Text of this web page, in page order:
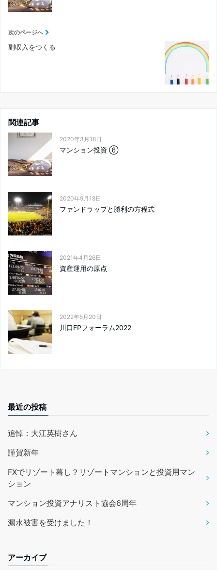
次のページへ
副収入をつくる
関連記事
2020年3月18日
マンション投資 ⑥
2020年9月18日
ファンドラップと勝利の方程式
2021年4月26日
資産運用の原点
2022年5月20日
川口FPフォーラム2022
最近の投稿
追悼：大江英樹さん
謹賀新年
FXでリゾート暮し？リゾートマンションと投資用マン
ション
マンション投資アナリスト協会6周年
漏水被害を受けました！
アーカイブ